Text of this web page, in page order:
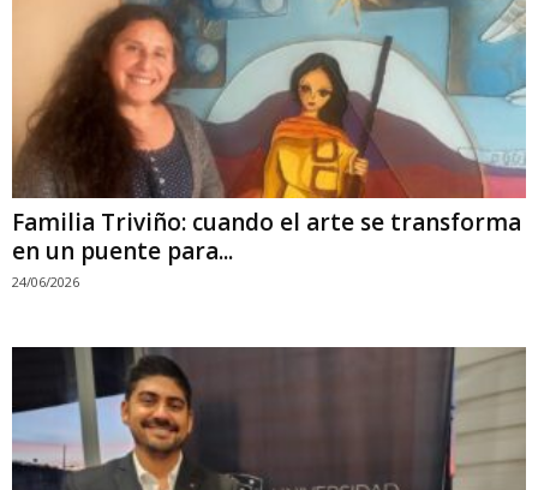
Familia Triviño: cuando el arte se transforma
en un puente para...
24/06/2026